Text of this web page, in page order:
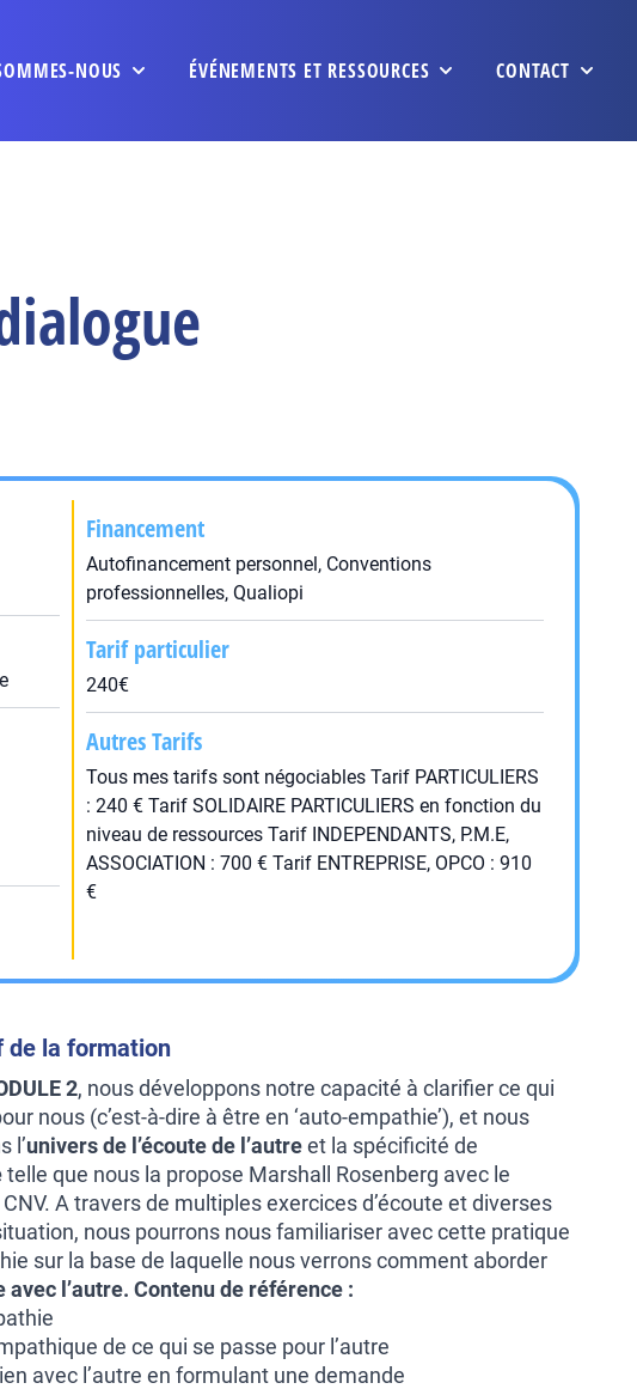
NOUS ÉVÉNEMENTS ET RESSOURCES CONTACT
Financement
Autofinancement personnel, Conventions
professionnelles, Qualiopi
Tarif particulier
240€
Autres Tarifs
Tous mes tarifs sont négociables Tarif PARTICULIERS
: 240 € Tarif SOLIDAIRE PARTICULIERS en fonction du
niveau de ressources Tarif INDEPENDANTS, P.M.E,
ASSOCIATION : 700 € Tarif ENTREPRISE, OPCO : 910
€
de la formation
2, nous développons notre capacité à clarifier ce qui
nous (c’est-à-dire à être en ‘auto-empathie’), et nous
l’univers de l’écoute de l’autreet la spécificité de
telle que nous la propose Marshall Rosenberg avec le
A travers de multiples exercices d’écoute et diverses
nous pourrons nous familiariser avec cette pratique
sur la base de laquelle nous verrons comment aborder
avec l’autre. Contenu de référence :
de ce qui se passe pour l’autre
avec l’autre en formulant une demande